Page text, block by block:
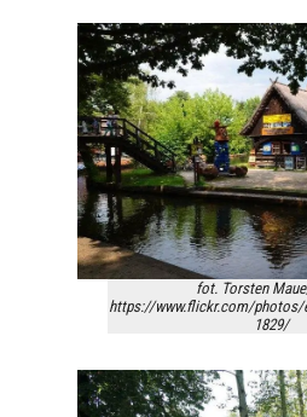
fot. Torsten
https://www.flickr.com/photos/
1829/